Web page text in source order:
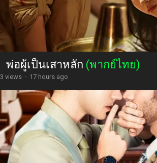
พ่อผู้เป็นเสาหลัก (พากย์ไทย)
3 views · 17 hours ago